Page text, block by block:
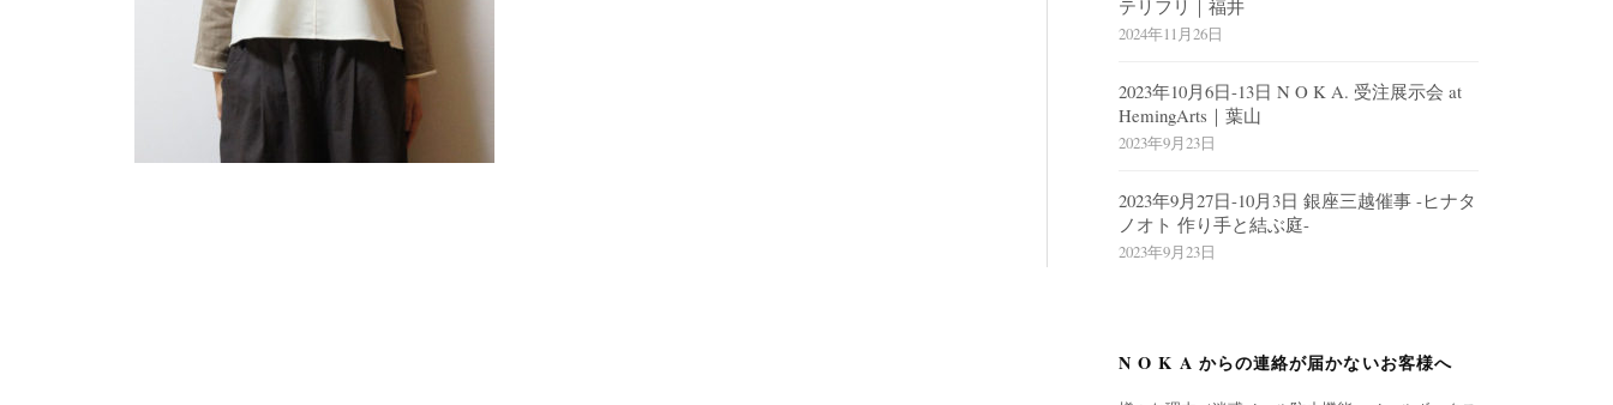
テリフリ｜福井
2024年11月26日
2023年10月6日-13日 N O K A. 受注展示会 at
HemingArts｜葉山
2023年9月23日
2023年9月27日-10月3日 銀座三越催事 -ヒナタ
ノオト 作り手と結ぶ庭-
2023年9月23日
N O K A からの連絡が届かないお客様へ